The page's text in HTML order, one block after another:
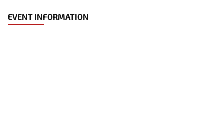
EVENT INFORMATION